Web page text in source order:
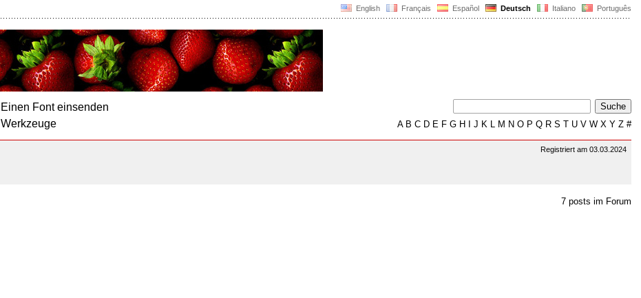
English Français Español Deutsch Italiano Português
Einen Font einsenden
Werkzeuge
AB C D E F G H J K L M N O P Q R S T U V W X Y Z #
Registriert am 03.03.2024
7 posts im Forum